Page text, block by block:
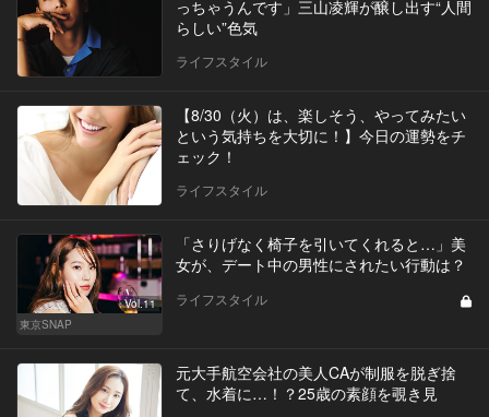
っちゃうんです」三山凌輝が醸し出す“人間
らしい”色気
ライフスタイル
【8/30（火）は、楽しそう、やってみたい
という気持ちを大切に！】今日の運勢をチ
ェック！
ライフスタイル
Vol.11
東京SNAP
「さりげなく椅子を引いてくれると…」美
女が、デート中の男性にされたい行動は？
ライフスタイル
元大手航空会社の美人CAが制服を脱ぎ捨
て、水着に…！？25歳の素顔を覗き見